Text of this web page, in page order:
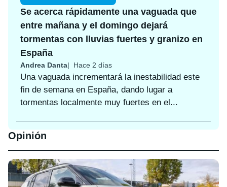
Se acerca rápidamente una vaguada que
entre mañana y el domingo dejará
tormentas con lluvias fuertes y granizo en
España
Andrea Danta Hace 2 días
Una vaguada incrementará la inestabilidad este
fin de semana en España, dando lugar a
tormentas localmente muy fuertes en el...
Opinión